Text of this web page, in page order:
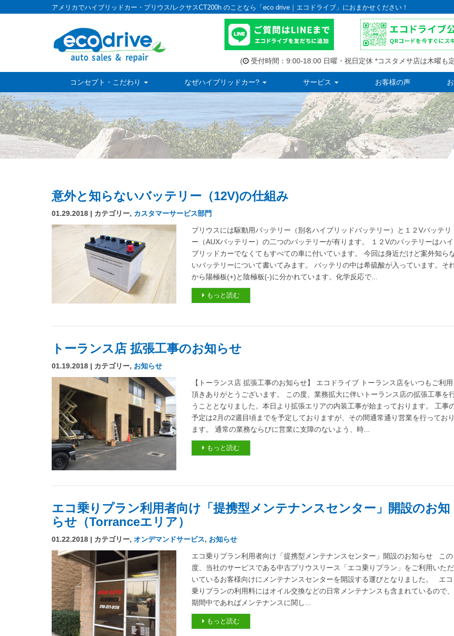
アメリカでハイブリッドカー・プリウス/レクサスCT200h のことなら「eco drive｜エコドライブ」におまかせください！
( 受付時間：9:00-18:00 日曜・祝日定休 *コスタメサ店は木曜も
コンセプト・こだわり なぜハイブリッドカー? サービス お客様の声
意外と知らないバッテリー（12V)の仕組み
01.29.2018 | カテゴリー, カスタマーサービス部門
プリウスには駆動用バッテリー（別名ハイブリッドバッテリー）と１２Vバッテリ
ー（AUXバッテリー）の二つのバッテリーが有ります。 １２Vのバッテリーはハイ
ブリッドカーでなくてもすべての車に付いています。 今回は身近だけど案外知ら
いバッテリーについて書いてみます。 バッテリの中は希硫酸が入っています。そ
から陽極板(+)と陰極板(-)に分かれています。化学反応で...
もっと読む
トーランス店 拡張工事のお知らせ
01.19.2018 | カテゴリー, お知らせ
【トーランス店 拡張工事のお知らせ】 エコドライブ トーランス店をいつもご利用
頂きありがとうございます。 この度、業務拡大に伴いトーランス店の拡張工事を
うこととなりました。本日より拡張エリアの内装工事が始まっております。 工事
予定は2月の2週目頃までを予定しておりますが、その間通常通り営業を行っており
ます。 通常の業務ならびに営業に支障のないよう、時...
もっと読む
エコ乗りプラン利用者向け「提携型メンテナンスセンター」開設のお知
らせ（Torranceエリア）
01.22.2018 | カテゴリー, オンデマンドサービス, お知らせ
エコ乗りプラン利用者向け「提携型メンテナンスセンター」開設のお知らせ この
度、当社のサービスである中古プリウスリース「エコ乗りプラン」をご利用いただ
いているお客様向けにメンテナンスセンターを開設する運びとなりました。 エコ
乗りプランの利用料にはオイル交換などの日常メンテナンスも含まれているので、
期間中であればメンテナンスに関し...
もっと読む